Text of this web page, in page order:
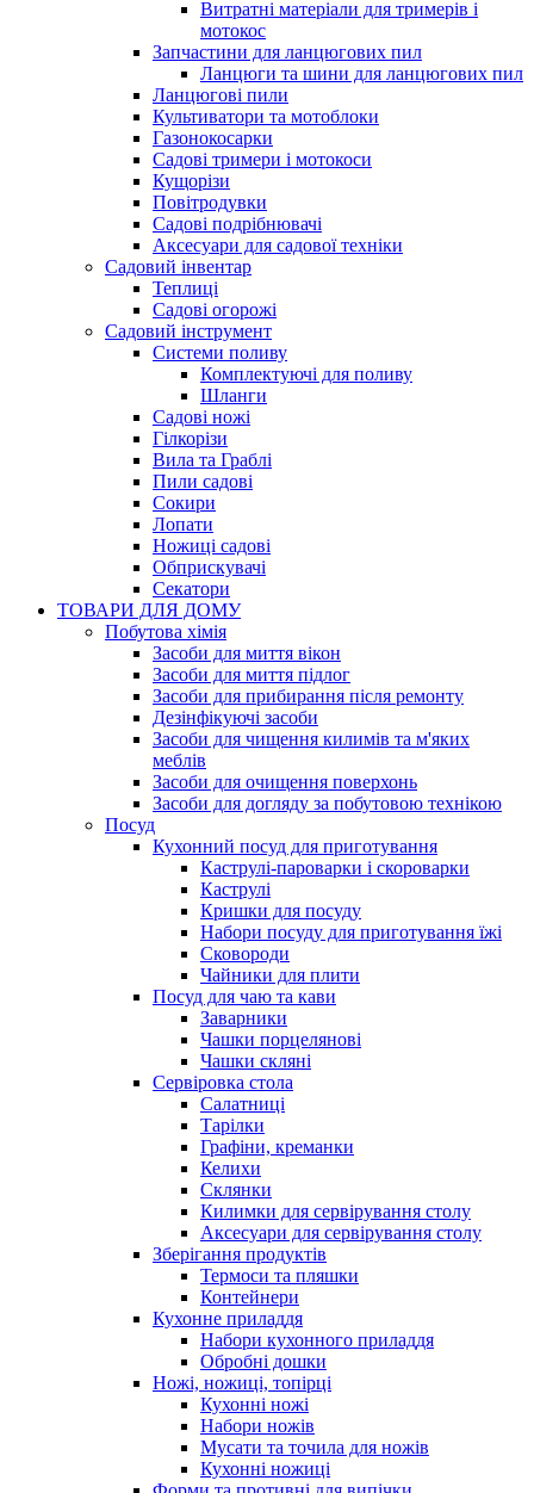
Витратні матеріали для тримерів і
мотокос
Запчастини для ланцюгових пил
Ланцюги та шини для ланцюгових пил
Ланцюгові пили
Культиватори та мотоблоки
Газонокосарки
Садові тримери і мотокоси
Кущорізи
Повітродувки
Садові подрібнювачі
Аксесуари для садової техніки
Садовий інвентар
Теплиці
Садові огорожі
Садовий інструмент
Системи поливу
Комплектуючі для поливу
Шланги
Садові ножі
Гілкорізи
Вила та Граблі
Пили садові
Сокири
Лопати
Ножиці садові
Обприскувачі
Секатори
ТОВАРИ ДЛЯ ДОМУ
Побутова хімія
Засоби для миття вікон
Засоби для миття підлог
Засоби для прибирання після ремонту
Дезінфікуючі засоби
Засоби для чищення килимів та м'яких
меблів
Засоби для очищення поверхонь
Засоби для догляду за побутовою технікою
Посуд
Кухонний посуд для приготування
Каструлі-пароварки і скороварки
Каструлі
Кришки для посуду
Набори посуду для приготування їжі
Сковороди
Чайники для плити
Посуд для чаю та кави
Заварники
Чашки порцелянові
Чашки скляні
Сервіровка стола
Салатниці
Тарілки
Графіни, креманки
Келихи
Склянки
Килимки для сервірування столу
Аксесуари для сервірування столу
Зберігання продуктів
Термоси та пляшки
Контейнери
Кухонне приладдя
Набори кухонного приладдя
Обробні дошки
Ножі, ножиці, топірці
Кухонні ножі
Набори ножів
Мусати та точила для ножів
Кухонні ножиці